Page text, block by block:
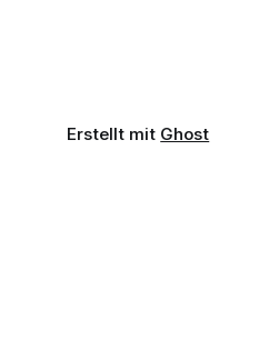
Erstellt mit Ghost